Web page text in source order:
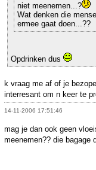
niet meenemen...?
Wat denken die
ermee gaat doen...??
Opdrinken dus
k vraag me af of je
interresant om n keer te
14-11-2006 17:51:46
mag je dan ook geen
meenemen?? die bagage